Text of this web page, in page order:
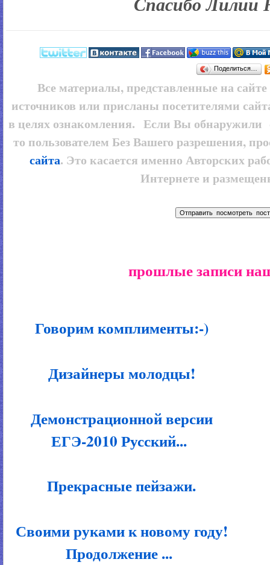
Поделиться…
Все материалы, представленные на сайте
источников или присланы посетителями
в целях ознакомления. Если Вы
то пользователем Без Вашего разрешения,
сайта. Это касается именно Авторских
Интернете и
прошлые записи
Говорим комплименты:-)
Дизайнеры молодцы!
Демонстрационной версии
ЕГЭ-2010 Русский...
Прекрасные пейзажи.
Своими руками к новому году!
Продолжение ...